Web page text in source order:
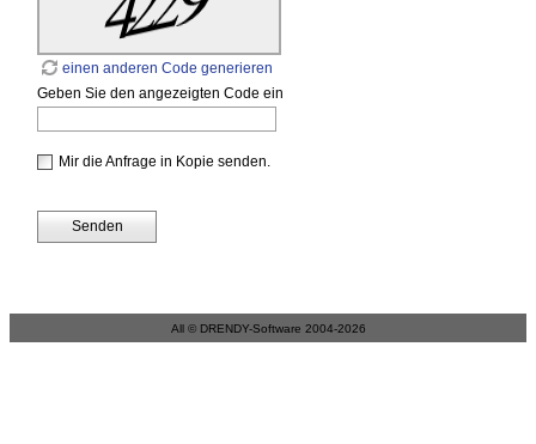
einen anderen Code generieren
Geben Sie den angezeigten Code ein
Mir die Anfrage in Kopie senden.
Senden
All © DRENDY-Software 2004-2026